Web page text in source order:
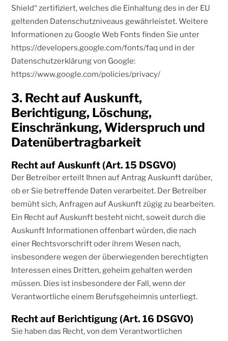
Shield“ zertifiziert, welches die Einhaltung des in der EU
geltenden Datenschutzniveaus gewährleistet. Weitere
Informationen zu Google Web Fonts finden Sie unter
https://developers.google.com/fonts/faq und in der
Datenschutzerklärung von Google:
https://www.google.com/policies/privacy/
3. Recht auf Auskunft,
Berichtigung, Löschung,
Einschränkung, Widerspruch und
Datenübertragbarkeit
Recht auf Auskunft (Art. 15 DSGVO)
Der Betreiber erteilt Ihnen auf Antrag Auskunft darüber,
ob er Sie betreffende Daten verarbeitet. Der Betreiber
bemüht sich, Anfragen auf Auskunft zügig zu bearbeiten.
Ein Recht auf Auskunft besteht nicht, soweit durch die
Auskunft Informationen offenbart würden, die nach
einer Rechtsvorschrift oder ihrem Wesen nach,
insbesondere wegen der überwiegenden berechtigten
Interessen eines Dritten, geheim gehalten werden
müssen. Dies ist insbesondere der Fall, wenn der
Verantwortliche einem Berufsgeheimnis unterliegt.
Recht auf Berichtigung (Art. 16 DSGVO)
Sie haben das Recht, von dem Verantwortlichen